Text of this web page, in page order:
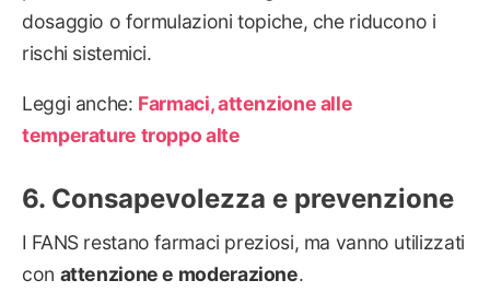
dosaggio o formulazioni topiche, che riducono i
rischi sistemici.
Leggi anche: Farmaci, attenzione alle
temperature troppo alte
Consapevolezza e prevenzione
I FANS restano farmaci preziosi, ma vanno utilizzati
con attenzione e moderazione.